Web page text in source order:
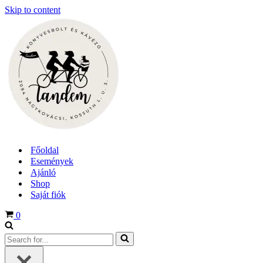
Skip to content
Főoldal
Események
Ajánló
Shop
Saját fiók
Cart
0
Search
for...